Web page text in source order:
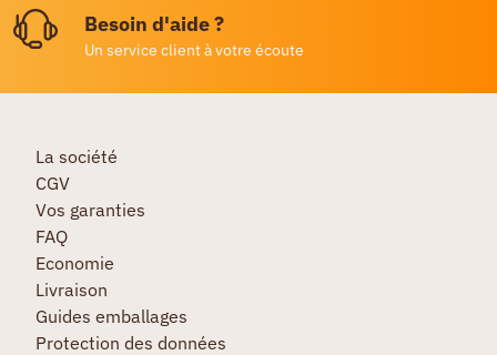
Besoin d'aide ?
Un service client à votre écoute
La société
CGV
Vos garanties
FAQ
Economie
Livraison
Guides emballages
Protection des données